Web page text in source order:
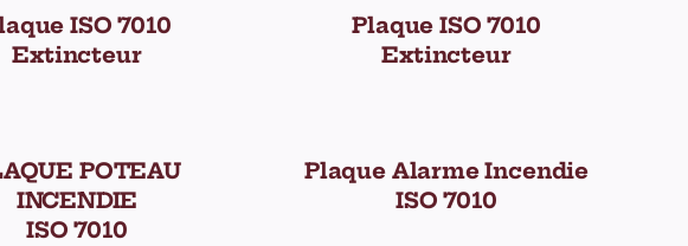
ISO 7010
Extincteur
Plaque ISO 7010
Extincteur
POTEAU
INCENDIE
ISO 7010
Plaque Alarme Incendie
ISO 7010